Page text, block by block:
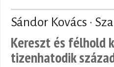
Sándor Kovács ·
Kereszt és félhold
tizenhatodik